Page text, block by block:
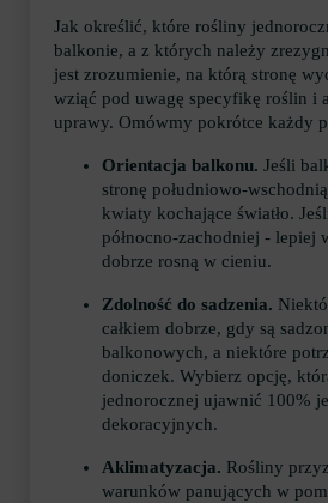
Jak określić, które rośliny
balkonie, a z których należy
jest zrozumienie, na którą stronę
wziąć pod uwagę specyfikę roślin i
uprawy. Omówmy pokrótce każdy
Orientacja balkonu. Jeśli
stronę południowo-
kwiaty kochające światło.
północno-zachodniej - lepiej
dobrze rosną w cieniu.
Zdolność do sadzenia.
całkiem dobrze, gdy są
balkonowych, a niektóre
doniczek. Wybierz opcję,
jednorocznej ujawnić 100%
dekoracyjnych.
Aklimatyzacja. Rośliny
warunków panujących w